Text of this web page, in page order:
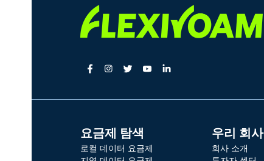
요금제 탐색
로컬 데이터 요금제
우리 회사
회사 소개